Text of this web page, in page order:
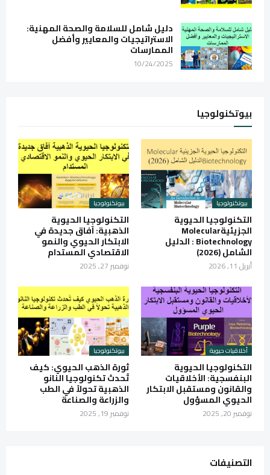
دليل شامل للسلامة والصحة المهنية:
الاستراتيجيات والمعايير وأفضل
الممارسات
10/24/2025
بيوتكنولوجيا
بيوتكنولوجيا
التكنولوجيا الحيوية
الجزيئيةMolecular
Biotechnology : الدليل
الشامل (2026)
أبريل 11, 2026
بيوتكنولوجيا
التكنولوجيا الحيوية
الذهبية: آفاق جديدة في
الابتكار الحيوي والنمو
الاقتصادي المستدام
نوفمبر 27, 2025
أخلاقيات حيوية
التكنولوجيا الحيوية
البنفسجية: الأخلاقيات
والقانون ومستقبل الابتكار
الحيوي المسؤول
نوفمبر 20, 2025
بيوتكنولوجيا
ثورة الذهب الحيوي: كيف
تُحدث تكنولوجيا النانو
الذهبية تحولاً في الطب
والزراعة والصناعة
نوفمبر 19, 2025
التصنيفات